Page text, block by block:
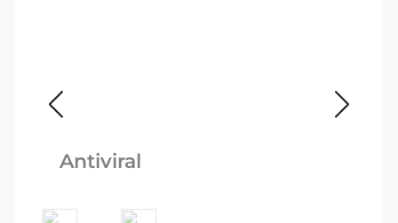
Antiviral